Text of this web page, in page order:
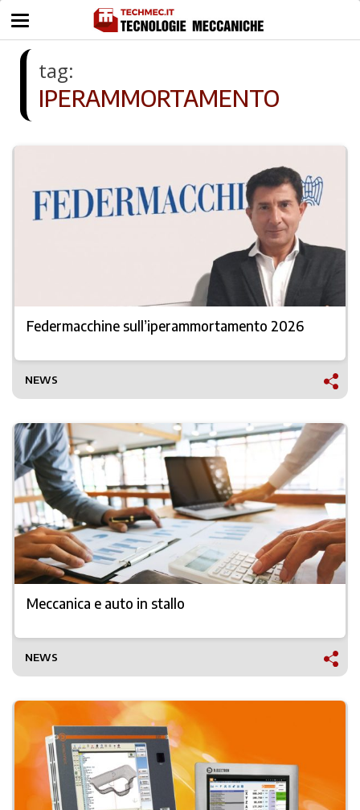
tag:
IPERAMMORTAMENTO
Federmacchine sull’iperammortamento 2026
NEWS
Meccanica e auto in stallo
NEWS